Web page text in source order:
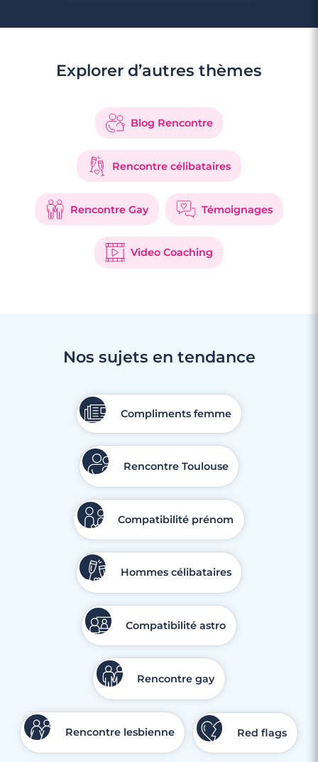
3 minutes
3 minutes
Rencontre à Marignane
Explorer d’autres thèmes
Blog Rencontre
Rencontre célibataires
Rencontre Gay Témoignages
Video Coaching
Nos sujets en tendance
Compliments femme
Rencontre Toulouse
Compatibilité prénom
Hommes célibataires
Compatibilité astro
Rencontre gay
Rencontre lesbienne Red flags